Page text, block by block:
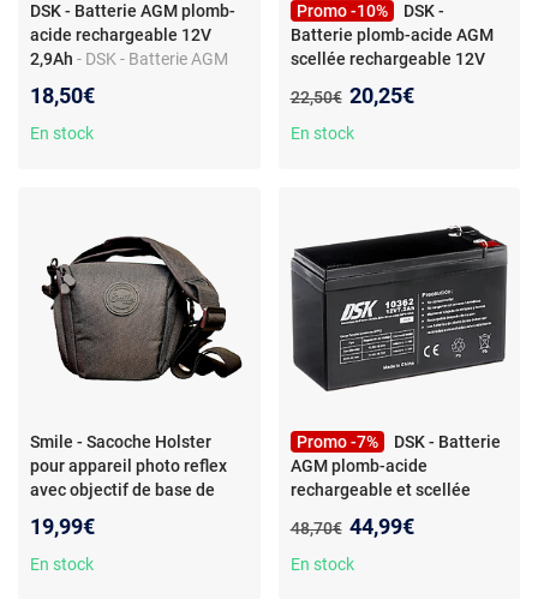
DSK - Batterie AGM plomb-
acide rechargeable 12V
2,9Ah - DSK - Batterie AGM
12V 2,9Ah alarmes, jouets
électriques pour enfants,
18,50€
En stock
Promo -10%
DSK -
Batterie plomb-acide AGM
scellée rechargeable 12V
acide AGM scellée
rechargeable 12V 7Ah.
Ancien prix :
22,50€ Nouveau prix :
20,25€
En stock
Smile - Sacoche Holster
pour appareil photo reflex
avec objectif de base de
Sacoche Holster pour
appareils photo reflex et
19,99€
En stock
Promo -7%
DSK - Batterie
AGM plomb-acide
rechargeable et scellée
7,2Ah- DSK - Batterie AGM
plomb-acide rechargeable et
Ancien prix :
48,70€ Nouveau prix :
44,99€
En stock